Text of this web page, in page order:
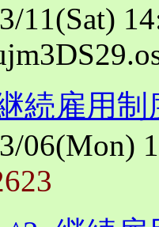
11(Sat)
続雇用
06(Mon)